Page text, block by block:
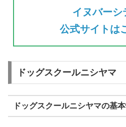
イヌバーシ
公式サイトは
ドッグスクールニシヤマ
ドッグスクールニシヤマの基